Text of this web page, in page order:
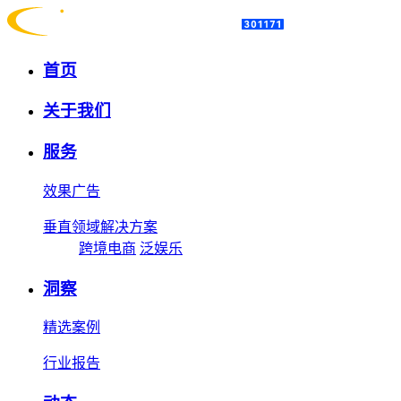
首页
关于我们
服务
效果广告
垂直领域解决方案
跨境电商 泛娱乐
洞察
精选案例
行业报告